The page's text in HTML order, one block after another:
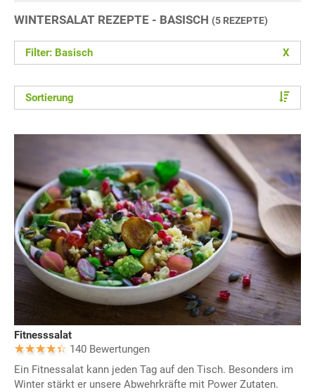
WINTERSALAT REZEPTE - BASISCH (5 REZEPTE)
Filter: Basisch X
Sortierung
Fitnesssalat
140 Bewertungen
Ein Fitnessalat kann jeden Tag auf den Tisch. Besonders im
Winter stärkt er unsere Abwehrkräfte mit Power Zutaten.